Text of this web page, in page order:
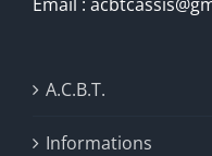
A.C.B.T.
Informations